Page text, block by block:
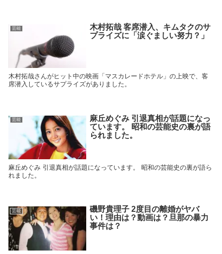
芸能
木村拓哉 客席潜入、キムタクのサ
プライズに「涙ぐましい努力？」
木村拓哉さんがヒット中の映画「マスカレードホテル」の上映で、客
席潜入しているサプライズがありました。
芸能
麻丘めぐみ 引退真相が話題になっ
ています。 昭和の芸能史の裏が語
られました。
麻丘めぐみ 引退真相が話題になっています。 昭和の芸能史の裏が語ら
れました。
芸能
磯野貴理子 2度目の離婚がヤバ
い！理由は？動画は？旦那の暴力
事件は？